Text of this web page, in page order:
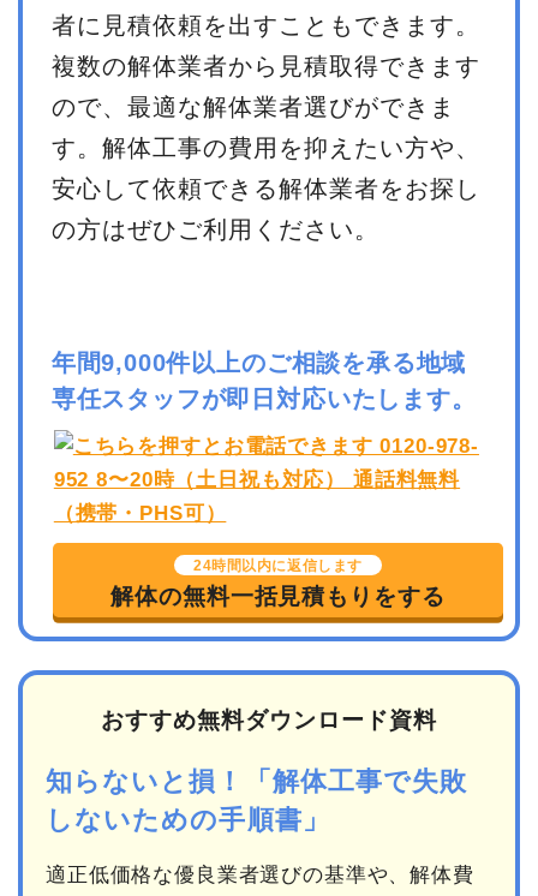
者に見積依頼を出すこともできます。
複数の解体業者から見積取得できます
ので、最適な解体業者選びができま
す。解体工事の費用を抑えたい方や、
安心して依頼できる解体業者をお探し
の方はぜひご利用ください。
年間9,000件以上のご相談を承る地域
専任スタッフが即日対応いたします。
24時間以内に返信します
解体の無料一括見積もりをする
おすすめ無料ダウンロード資料
知らないと損！「解体工事で失敗
しないための手順書」
適正低価格な優良業者選びの基準や、解体費